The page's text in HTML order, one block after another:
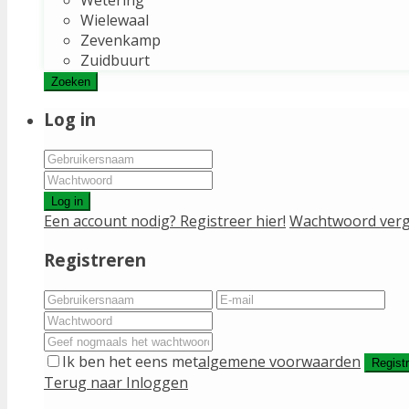
Wielewaal
Zevenkamp
Zuidbuurt
Zoeken
Log in
Log in
Een account nodig? Registreer hier! Wachtwoord
Registreren
Ik ben het eens metalgemene voorwaarden
Terug naar Inloggen